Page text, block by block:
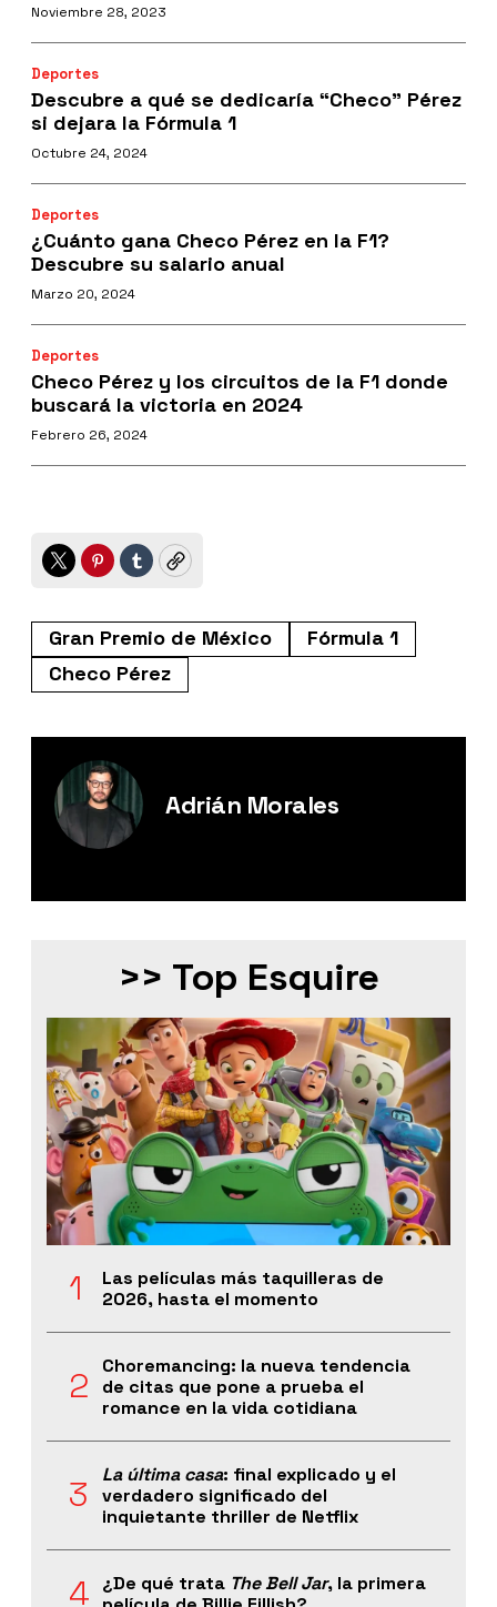
Noviembre 28, 2023
Deportes
Descubre a qué se dedicaría “Checo” Pérez
si dejara la Fórmula 1
Octubre 24, 2024
Deportes
¿Cuánto gana Checo Pérez en la F1?
Descubre su salario anual
Marzo 20, 2024
Deportes
Checo Pérez y los circuitos de la F1 donde
buscará la victoria en 2024
Febrero 26, 2024
TwitterPinterest
TumblrCopy
Gran Premio de México
Fórmula 1
Checo Pérez
Adrián Morales
>> Top Esquire
Las películas más taquilleras de
2026, hasta el momento
Choremancing: la nueva tendencia
de citas que pone a prueba el
romance en la vida cotidiana
La última casa: final explicado y el
verdadero significado del
inquietante thriller de Netflix
¿De qué trata The Bell Jar, la primera